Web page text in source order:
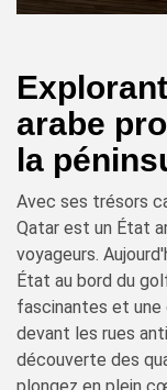
arabe
la
Avec ses trésors
Qatar est un État
voyageurs.
État au bord du
fascinantes et une
devant les rues
découverte des